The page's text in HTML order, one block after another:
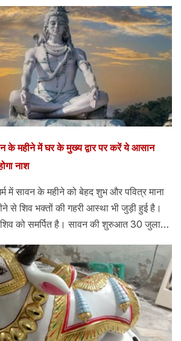
राशिफल।
महीने में घर के मुख्य द्वार पर करें ये आसान
नाश
में सावन के महीने को बेहद शुभ और पवित्र माना
से शिव भक्तों की गहरी आस्था भी जुड़ी हुई है।
शिव को समर्पित है। सावन की शुरुआत 30 जुलाई